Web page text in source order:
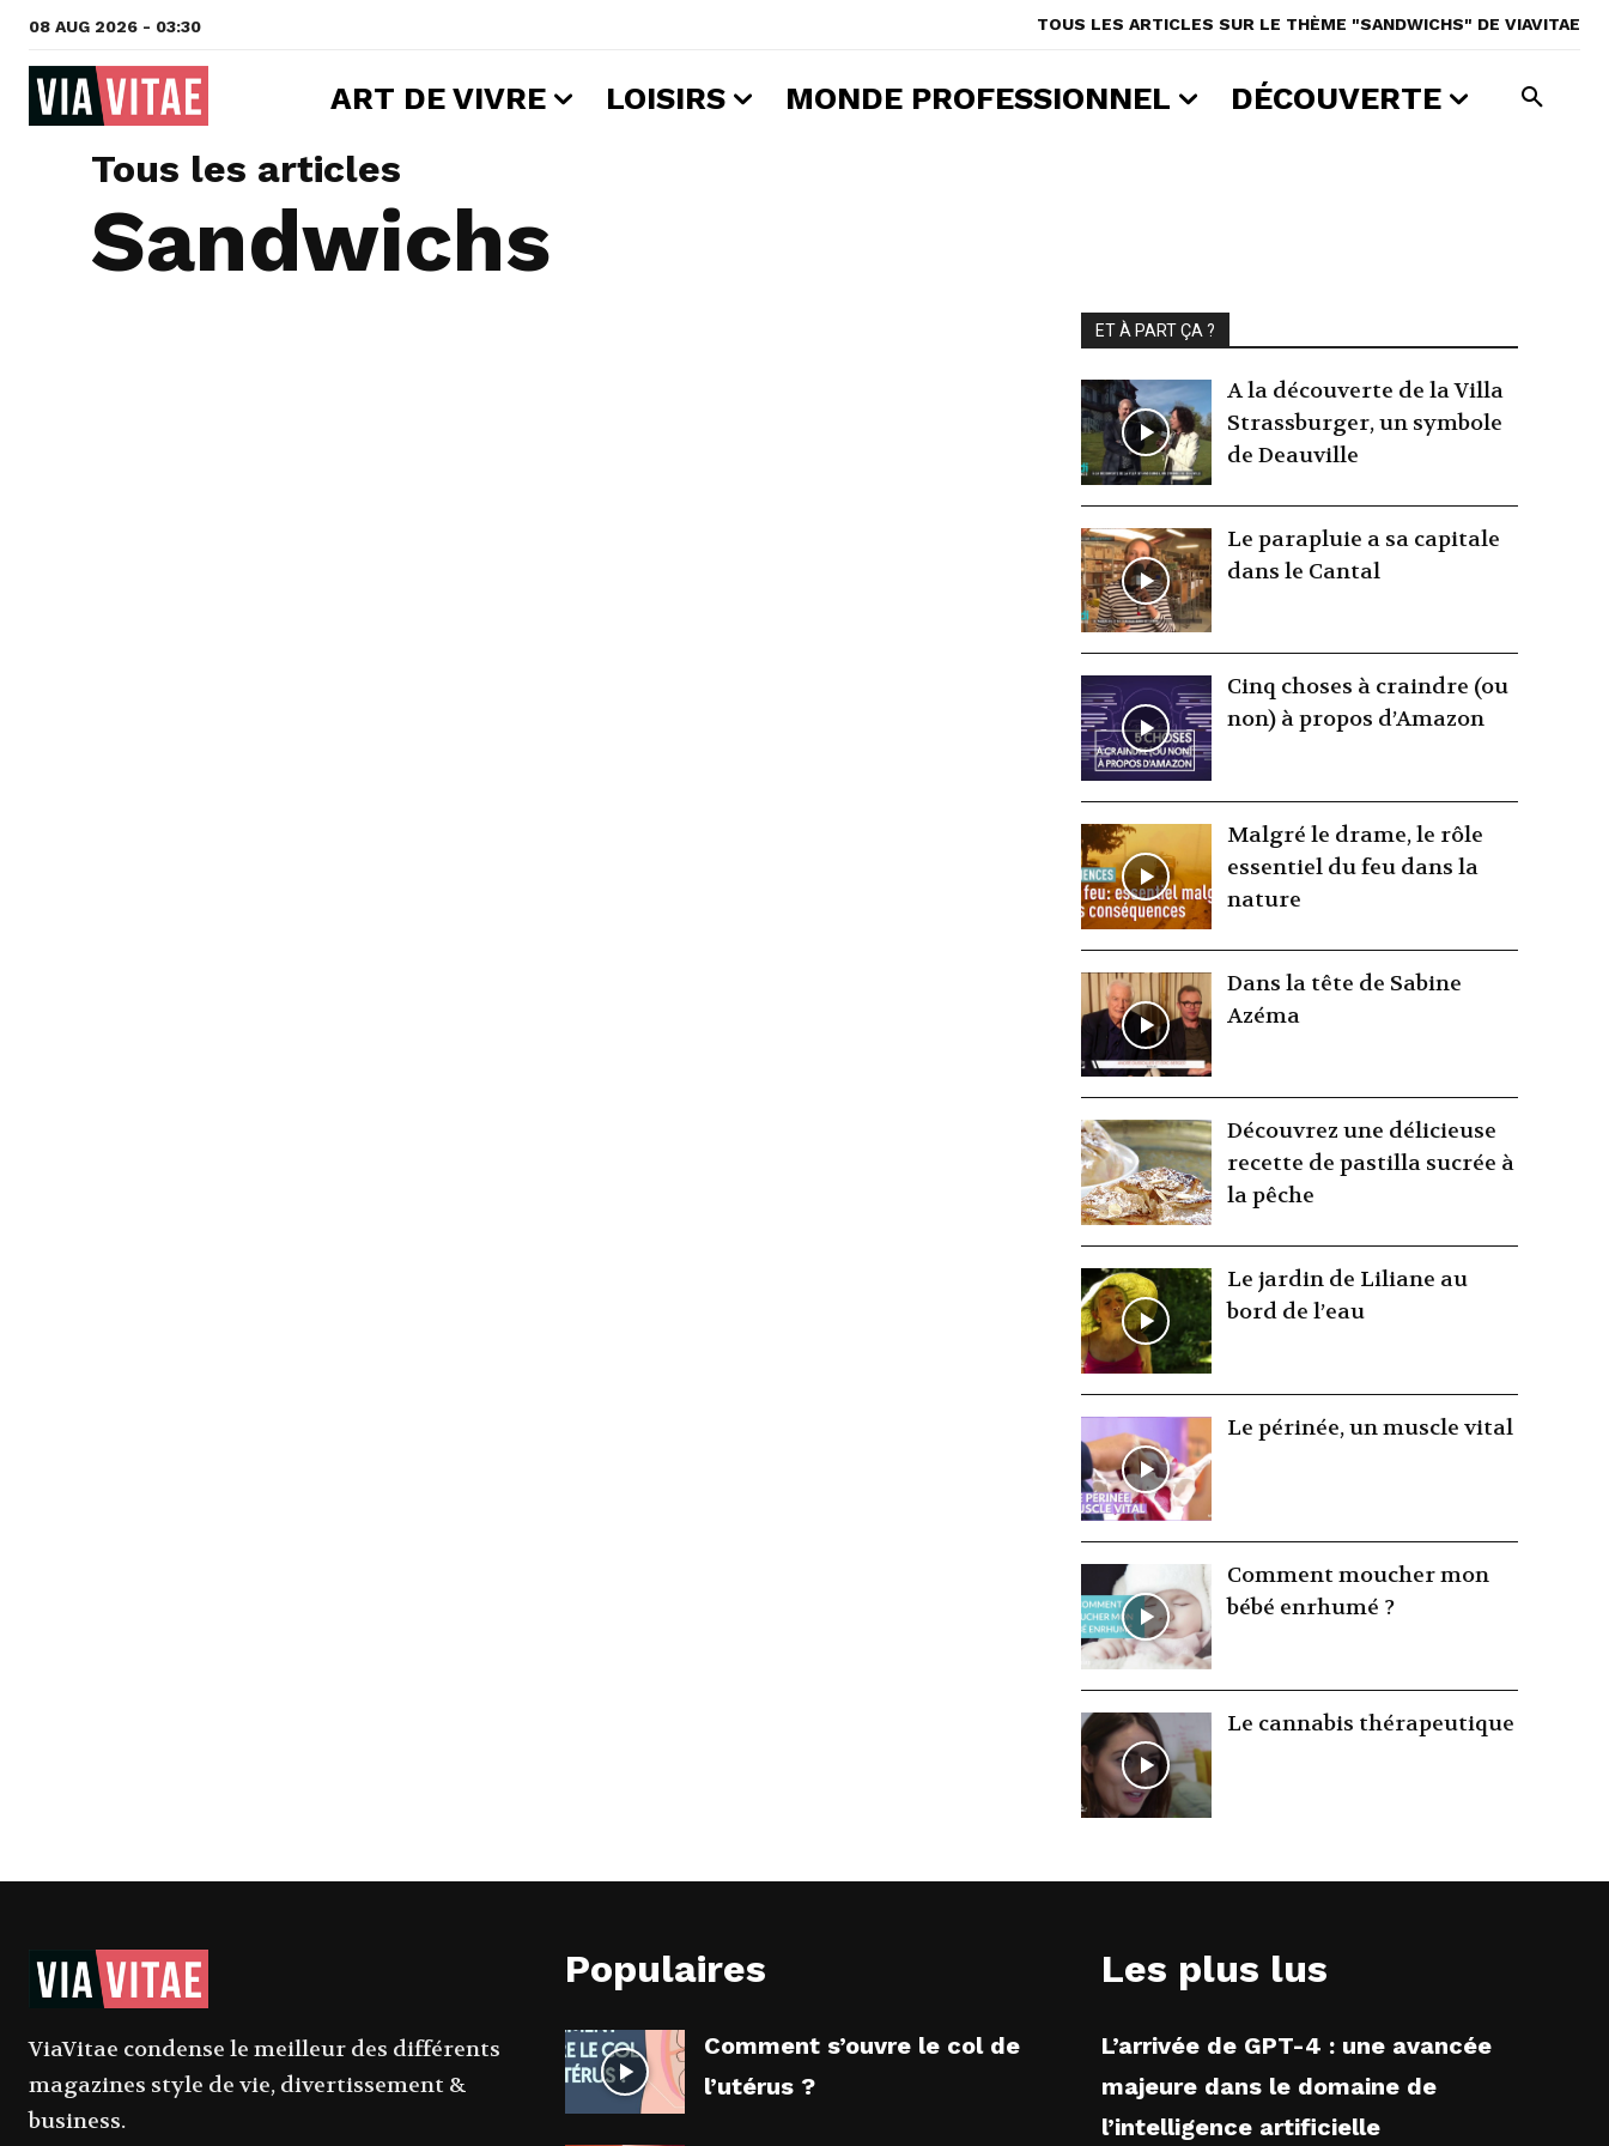
08 AUG 2026 - 03:30 TOUS LES ARTICLES SUR LE THÈME "SANDWICHS" DE VIAVITAE
ART DE VIVRE LOISIRS MONDE PROFESSIONNEL DÉCOUVERTE
Tous les articles
Sandwichs
ET À PART ÇA ?
A la découverte de la Villa
Strassburger, un symbole
de Deauville
Le parapluie a sa capitale
dans le Cantal
Cinq choses à craindre (ou
non) à propos d’Amazon
Malgré le drame, le rôle
essentiel du feu dans la
nature
Dans la tête de Sabine
Azéma
Découvrez une délicieuse
recette de pastilla sucrée à
la pêche
Le jardin de Liliane au
bord de l’eau
Le périnée, un muscle vital
Comment moucher mon
bébé enrhumé ?
Le cannabis thérapeutique
ViaVitae condense le meilleur des différents
magazines style de vie, divertissement &
business.
Populaires
Comment s’ouvre le col de
l’utérus ?
Les plus lus
L’arrivée de GPT-4 : une avancée
majeure dans le domaine de
l’intelligence artificielle